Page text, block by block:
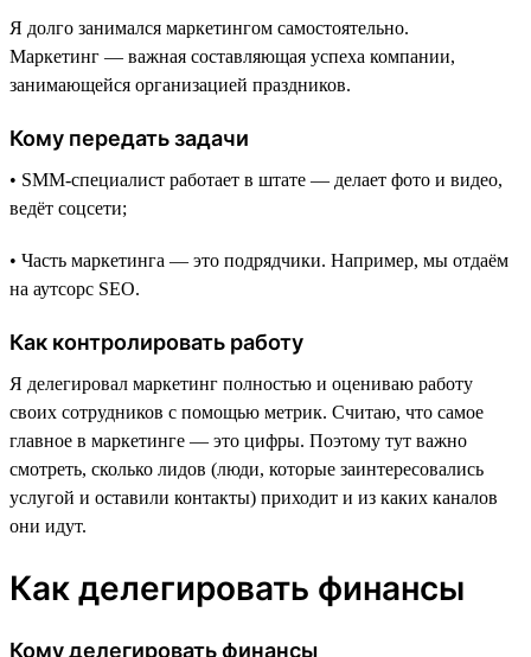
Я долго занимался маркетингом самостоятельно.
Маркетинг — важная составляющая успеха компании,
занимающейся организацией праздников.
Кому передать задачи
• SMM-специалист работает в штате — делает фото и видео,
ведёт соцсети;
• Часть маркетинга — это подрядчики. Например, мы отдаём
на аутсорс SEO.
Как контролировать работу
Я делегировал маркетинг полностью и оцениваю работу
своих сотрудников с помощью метрик. Считаю, что самое
главное в маркетинге — это цифры. Поэтому тут важно
смотреть, сколько лидов (люди, которые заинтересовались
услугой и оставили контакты) приходит и из каких каналов
они идут.
Как делегировать финансы
Кому делегировать финансы